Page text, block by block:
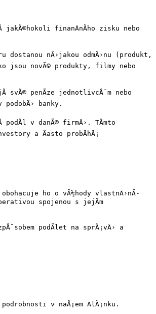
finanÄnÃ­ho zisku nebo
dostanou nÄ›jakou odmÄ›nu (produkt,
jsou novÃ© produkty, filmy nebo
svÃ© penÃ­ze jednotlivcÅ¯m nebo
podobÄ› banky.
v danÃ© firmÄ›. TÃ­mto
a Äasto probÃ­hÃ¡
ho o vÃ½hody vlastnÄ›nÃ­
spojenou s jejÃ­m
podÃ­let na sprÃ¡vÄ› a
v naÅ¡em ÄlÃ¡nku.